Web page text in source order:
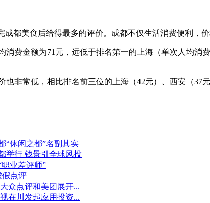
都美食后给得最多的评价。成都不仅生活消费便利，
消费金额为71元，远低于排名第一的上海（单次人均
非常低，相比排名前三位的上海（42元）、西安（37
“休闲之都”名副其实
举行 钱景引全球风投
业差评师”
假点评
众点评和美团展开...
在川发起应用投资...